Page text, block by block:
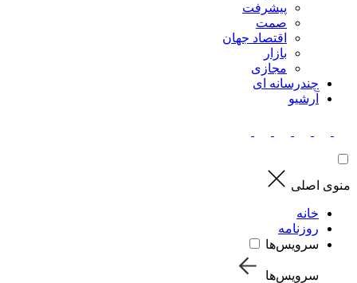
پیشرفت
صمت
اقتصاد جهان
بازار
مجازی
چندرسانه ای
آرشیو
منوی اصلی
خانه
روزنامه
سرویس‌ها
سرویس‌ها